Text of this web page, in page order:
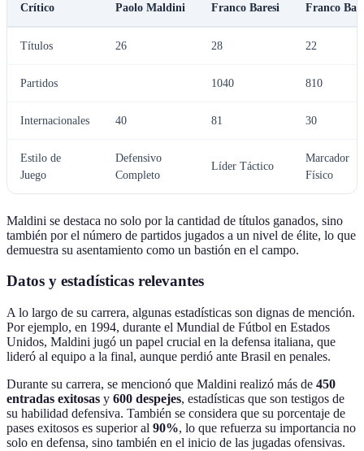
Crítico Paolo Maldini Franco Baresi Franco
Títulos 26 28 22
Partidos 1040 810
Internacionales 40 81 30
Estilo de
Juego
Defensivo
Completo
Líder Táctico
Marcador
Físico
Maldini se destaca no solo por la cantidad de títulos ganados, sino
también por el número de partidos jugados a un nivel de élite, lo que
demuestra su asentamiento como un bastión en el campo.
Datos y estadísticas relevantes
A lo largo de su carrera, algunas estadísticas son dignas de mención.
Por ejemplo, en 1994, durante el Mundial de Fútbol en Estados
Unidos, Maldini jugó un papel crucial en la defensa italiana, que
lideró al equipo a la final, aunque perdió ante Brasil en penales.
Durante su carrera, se mencionó que Maldini realizó más de 450
entradas exitosas y 600 despejes, estadísticas que son testigos de
su habilidad defensiva. También se considera que su porcentaje de
pases exitosos es superior al 90%, lo que refuerza su importancia no
solo en defensa, sino también en el inicio de las jugadas ofensivas.